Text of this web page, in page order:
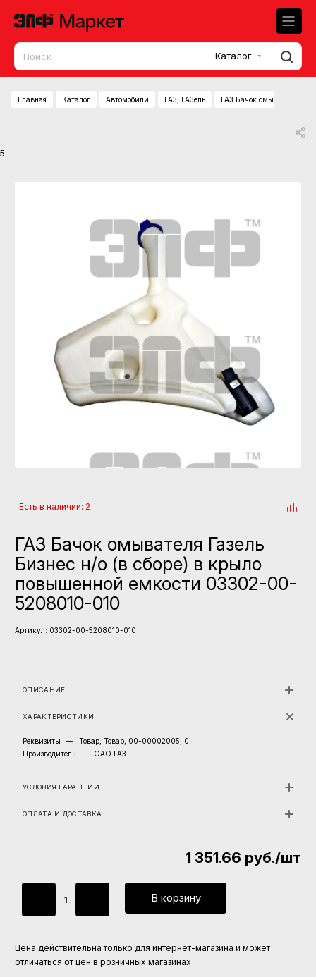
Каталог
Главная Каталог Автомобили ГАЗ, ГАЗель ГАЗ Бачок омывателя
5
Есть в наличии: 2
ГАЗ Бачок омывателя Газель
Бизнес н/о (в сборе) в крыло
повышенной емкости 03302-00-
5208010-010
Артикул: 03302-00-5208010-010
ОПИСАНИЕ
ХАРАКТЕРИСТИКИ
Реквизиты —
Товар, Товар, 00-00002005, 0
Производитель
— ОАО ГАЗ
УСЛОВИЯ ГАРАНТИИ
ОПЛАТА И ДОСТАВКА
1 351.66 руб./шт
В корзину
Цена действительна только для интернет-магазина и может
отличаться от цен в розничных магазинах